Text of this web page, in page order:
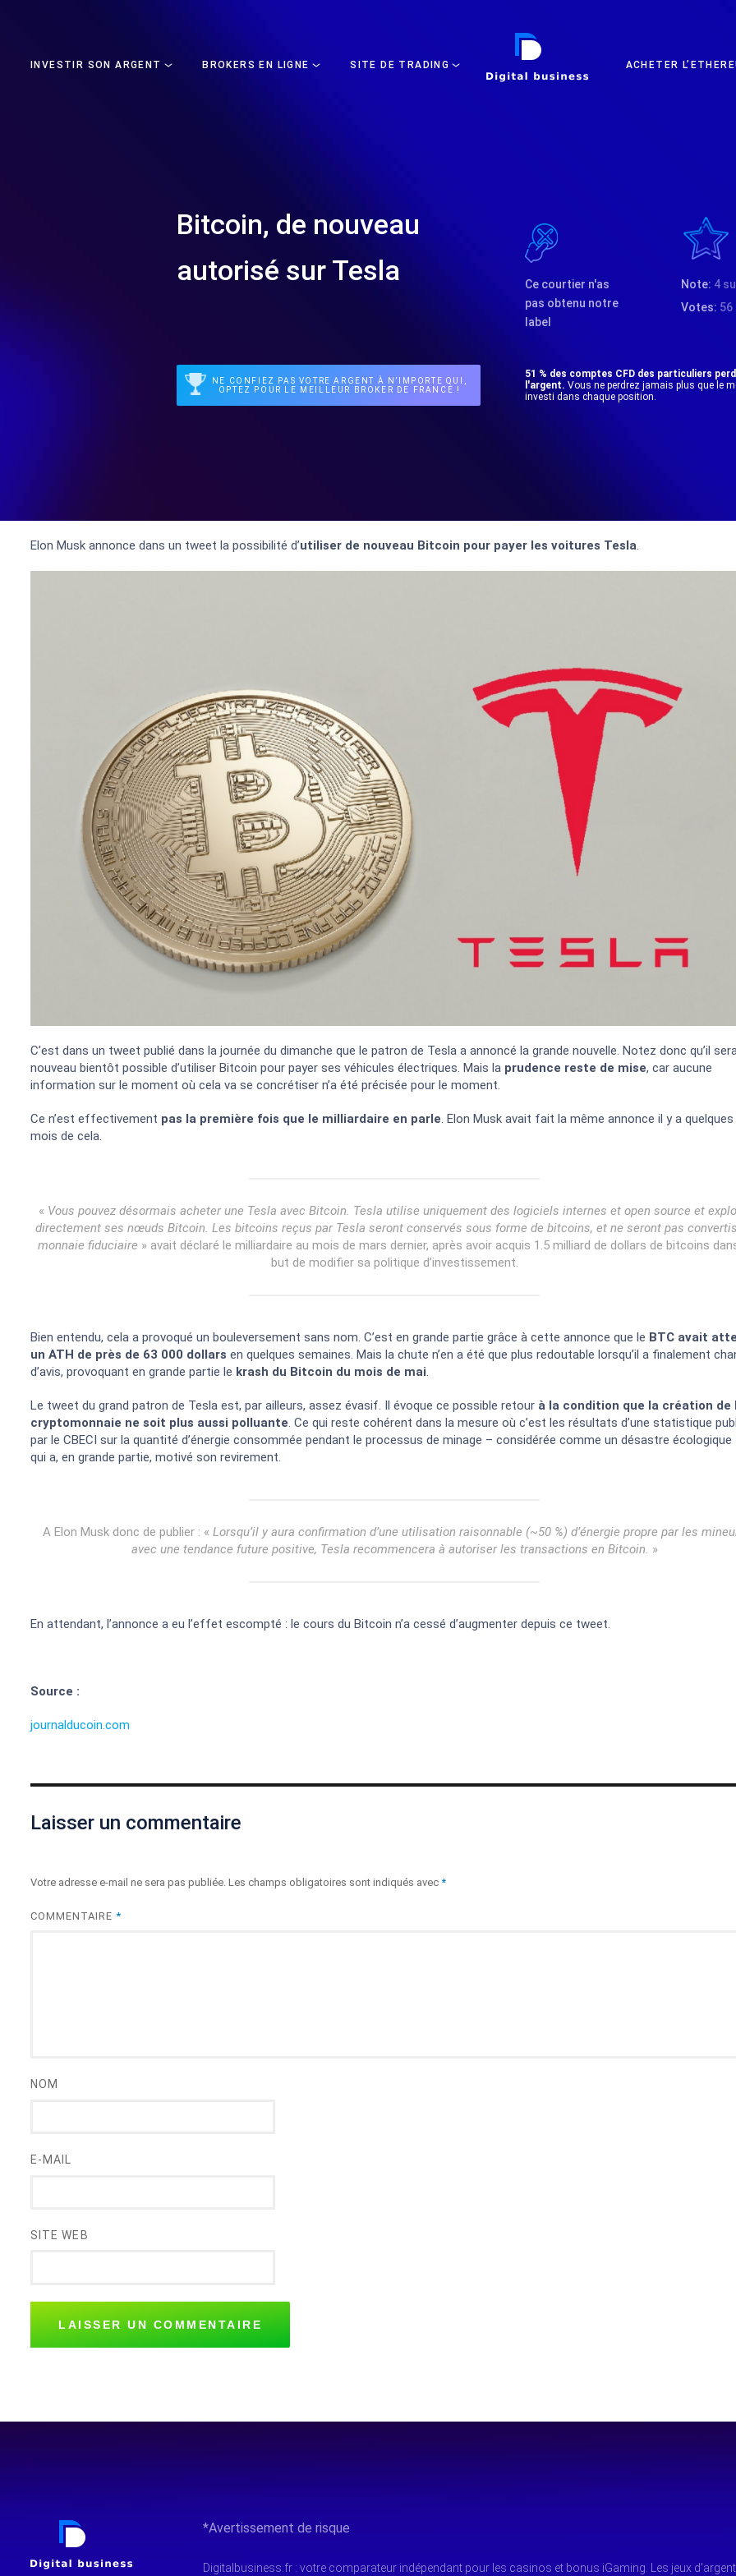
INVESTIR SON ARGENT BROKERS EN LIGNE SITE DE TRADING
DIGITAL BUSINESS
ACHETER
Bitcoin, de nouveau
autorisé sur Tesla
Ce courtier n'as
pas obtenu notre
label
Note: 4
Votes: 56
NE CONFIEZ PAS VOTRE ARGENT À N’IMPORTE QUI,
OPTEZ POUR LE MEILLEUR BROKER DE FRANCE !
51 % des comptes CFD des particuliers
l'argent. Vous ne perdrez jamais plus que le
investi dans chaque position.
Elon Musk annonce dans un tweet la possibilité d’utiliser de nouveau Bitcoin pour payer les voitures Tesla.
C’est dans un tweet publié dans la journée du dimanche que le patron de Tesla a annoncé la grande nouvelle. Notez donc qu’il
nouveau bientôt possible d’utiliser Bitcoin pour payer ses véhicules électriques. Mais la prudence reste de mise, car aucune
information sur le moment où cela va se concrétiser n’a été précisée pour le moment.
Ce n’est effectivement pas la première fois que le milliardaire en parle. Elon Musk avait fait la même annonce il y a quelques
mois de cela.
« Vous pouvez désormais acheter une Tesla avec Bitcoin. Tesla utilise uniquement des logiciels internes et open source et
directement ses nœuds Bitcoin. Les bitcoins reçus par Tesla seront conservés sous forme de bitcoins, et ne seront pas
monnaie fiduciaire » avait déclaré le milliardaire au mois de mars dernier, après avoir acquis 1.5 milliard de dollars de bitcoins
but de modifier sa politique d’investissement.
Bien entendu, cela a provoqué un bouleversement sans nom. C’est en grande partie grâce à cette annonce que le BTC avait
un ATH de près de 63 000 dollars en quelques semaines. Mais la chute n’en a été que plus redoutable lorsqu’il a finalement
d’avis, provoquant en grande partie le krash du Bitcoin du mois de mai.
Le tweet du grand patron de Tesla est, par ailleurs, assez évasif. Il évoque ce possible retour à la condition que la création de
cryptomonnaie ne soit plus aussi polluante. Ce qui reste cohérent dans la mesure où c’est les résultats d’une statistique
par le CBECI sur la quantité d’énergie consommée pendant le processus de minage – considérée comme un désastre écologique
qui a, en grande partie, motivé son revirement.
A Elon Musk donc de publier : « Lorsqu’il y aura confirmation d’une utilisation raisonnable (~50 %) d’énergie propre par les
avec une tendance future positive, Tesla recommencera à autoriser les transactions en Bitcoin. »
En attendant, l’annonce a eu l’effet escompté : le cours du Bitcoin n’a cessé d’augmenter depuis ce tweet.
Source :
journalducoin.com
Laisser un commentaire
Votre adresse e-mail ne sera pas publiée. Les champs obligatoires sont indiqués avec *
COMMENTAIRE *
NOM
E-MAIL
SITE WEB
*Avertissement de risque
Digitalbusiness.fr : votre comparateur indépendant pour les casinos et bonus iGaming. Les jeux d'argent